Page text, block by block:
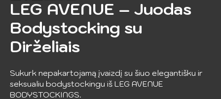
LEG AVENUE – Juodas
Bodystocking su
Dirželiais
Sukurk nepakartojamą įvaizdį su šiuo elegantišku ir
seksualiu bodystockingu iš LEG AVENUE
BODYSTOCKINGS.